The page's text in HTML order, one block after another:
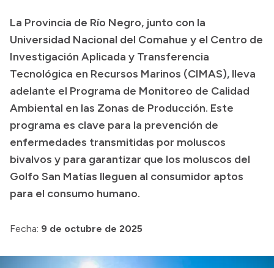
Consulta de expedientes
Consulta de pago a proveedores
Convocatorias
Intranet
Login
La Provincia de Río Negro, junto con la
Universidad Nacional del Comahue y el Centro de
Investigación Aplicada y Transferencia
Tecnológica en Recursos Marinos (CIMAS), lleva
adelante el Programa de Monitoreo de Calidad
Ambiental en las Zonas de Producción. Este
programa es clave para la prevención de
enfermedades transmitidas por moluscos
bivalvos y para garantizar que los moluscos del
Golfo San Matías lleguen al consumidor aptos
para el consumo humano.
Fecha: 9 de octubre de 2025